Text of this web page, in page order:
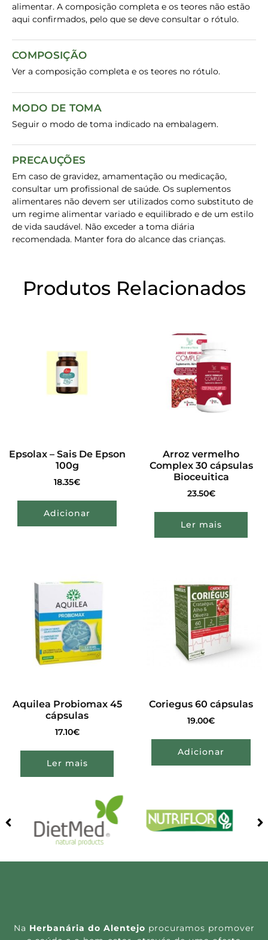
alimentar. A composição completa e os teores não estão
aqui confirmados, pelo que se deve consultar o rótulo.
COMPOSIÇÃO
Ver a composição completa e os teores no rótulo.
MODO DE TOMA
Seguir o modo de toma indicado na embalagem.
PRECAUÇÕES
Em caso de gravidez, amamentação ou medicação,
consultar um profissional de saúde. Os suplementos
alimentares não devem ser utilizados como substituto de
um regime alimentar variado e equilibrado e de um estilo
de vida saudável. Não exceder a toma diária
recomendada. Manter fora do alcance das crianças.
Produtos Relacionados
Epsolax – Sais De Epson
100g
18.35€
Adicionar
Arroz vermelho
Complex 30 cápsulas
Bioceuitica
23.50€
Ler mais
Aquilea Probiomax 45
cápsulas
17.10€
Ler mais
Coriegus 60 cápsulas
19.00€
Adicionar
Na Herbanária do Alentejo procuramos promover